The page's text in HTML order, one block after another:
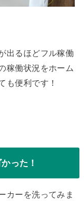
出るほどフル稼働
稼働状況をホーム
も便利です！
った！
カーを洗ってみま